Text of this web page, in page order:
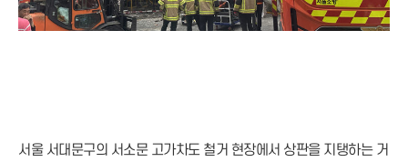
서울 서대문구의 서소문 고가차도 철거 현장에서 상판을 지탱하는 거